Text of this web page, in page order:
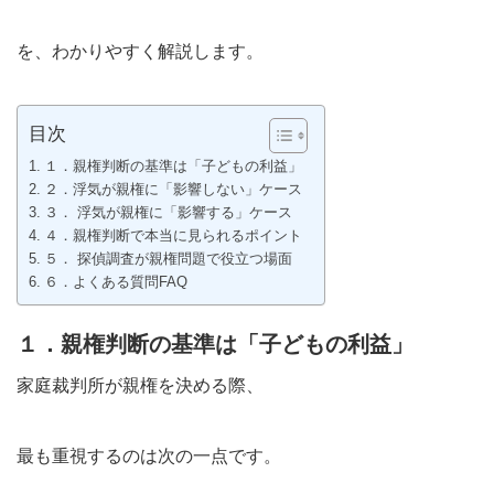
を、わかりやすく解説します。
目次
１．親権判断の基準は「子どもの利益」
２．浮気が親権に「影響しない」ケース
３． 浮気が親権に「影響する」ケース
４．親権判断で本当に見られるポイント
５． 探偵調査が親権問題で役立つ場面
６．よくある質問FAQ
１．親権判断の基準は「子どもの利益」
家庭裁判所が親権を決める際、
最も重視するのは次の一点です。